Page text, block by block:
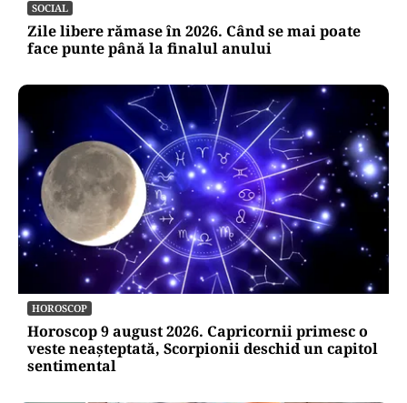
SOCIAL
Zile libere rămase în 2026. Când se mai poate
face punte până la finalul anului
HOROSCOP
Horoscop 9 august 2026. Capricornii primesc o
veste neașteptată, Scorpionii deschid un capitol
sentimental